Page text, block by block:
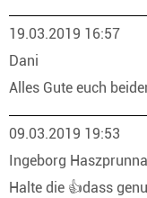
19.03.2019 16:57
Dani
Alles Gute euch
09.03.2019 19:53
Ingeborg
Halte die 👍dass